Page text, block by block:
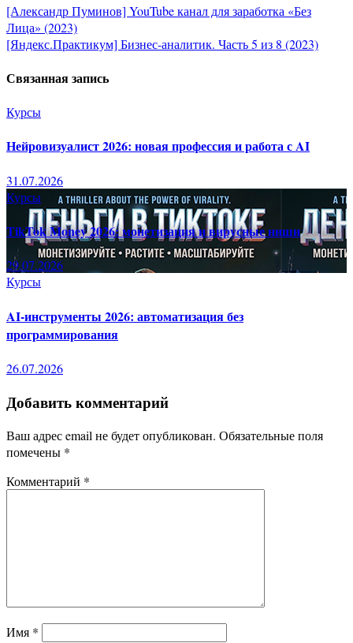
Навигация
по
записям
[Александр Пуминов] YouTube канал для заработка «Без
Лица» (2023)
[Яндекс.Практикум] Бизнес-аналитик. Часть 5 из 8 (2023)
Связанная запись
Курсы
Нейровизуалист 2026: новая профессия и работа с AI
31.07.2026
Курсы
TikTok Money 2026: монетизация и вирусные ниши
29.07.2026
Курсы
AI-инструменты 2026: автоматизация без
программирования
26.07.2026
Добавить комментарий
Ваш адрес email не будет опубликован. Обязательные поля
помечены *
Комментарий *
Имя *